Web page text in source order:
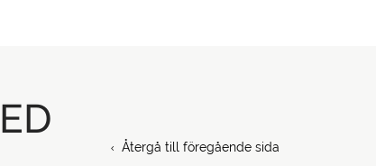
Återgå till föregående sida